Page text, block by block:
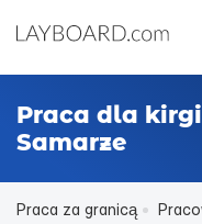
Praca dla
Samarze
Praca za granicą